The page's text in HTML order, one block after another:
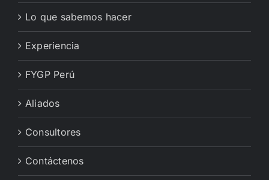
Lo que sabemos hacer
Experiencia
FYGP Perú
Aliados
Consultores
Contáctenos